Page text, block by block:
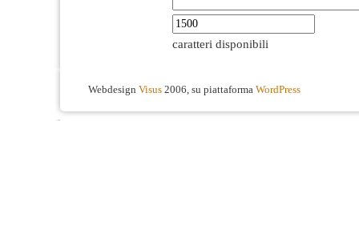
caratteri disponibili
Webdesign Visus 2006, su piattaforma WordPress